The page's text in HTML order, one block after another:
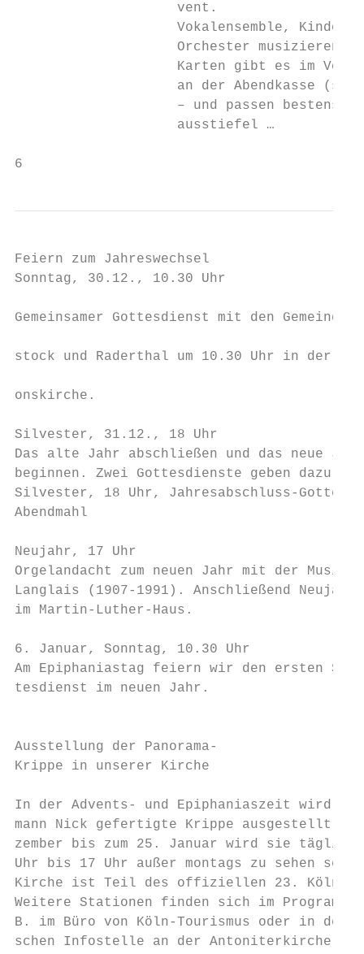
vent.
Vokalensemble,
Orchester musizieren
Karten gibt es im
an der Abendkasse
– und passen bestens
ausstiefel …
6
Feiern zum Jahreswechsel
Sonntag, 30.12., 10.30 Uhr
Gemeinsamer Gottesdienst mit den
stock und Raderthal um 10.30 Uhr in der
onskirche.
Silvester, 31.12., 18 Uhr
Das alte Jahr abschließen und das neue
beginnen. Zwei Gottesdienste geben dazu
Silvester, 18 Uhr, Jahresabschluss-
Abendmahl
Neujahr, 17 Uhr
Orgelandacht zum neuen Jahr mit der
Langlais (1907-1991). Anschließend
im Martin-Luther-Haus.
6. Januar, Sonntag, 10.30 Uhr
Am Epiphaniastag feiern wir den ersten
tesdienst im neuen Jahr.
Ausstellung der Panorama-
Krippe in unserer Kirche
In der Advents- und Epiphaniaszeit wird
mann Nick gefertigte Krippe ausgestellt.
zember bis zum 25. Januar wird sie täglich
Uhr bis 17 Uhr außer montags zu sehen
Kirche ist Teil des offiziellen 23. Kölner
Weitere Stationen finden sich im
B. im Büro von Köln-Tourismus oder in
schen Infostelle an der Antoniterkirche